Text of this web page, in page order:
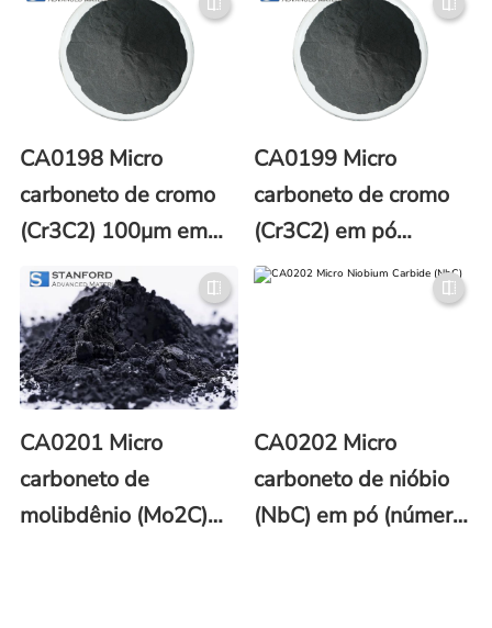
CA0198 Micro
carboneto de cromo
(Cr3C2) 100μm em
pó (CAS No. 12012-
35-0)
CA0199 Micro
carboneto de cromo
(Cr3C2) em pó
1000μm (número
CA0201 Micro
carboneto de
molibdênio (Mo2C)
CA0202 Micro
carboneto de nióbio
(NbC) em pó (número